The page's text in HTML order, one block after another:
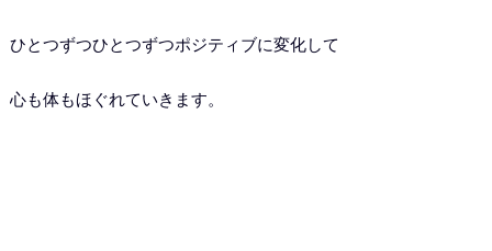
ひとつずつひとつずつポジティブに変化して
心も体もほぐれていきます。